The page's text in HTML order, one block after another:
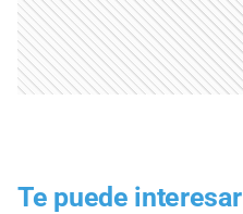
Te puede interesar